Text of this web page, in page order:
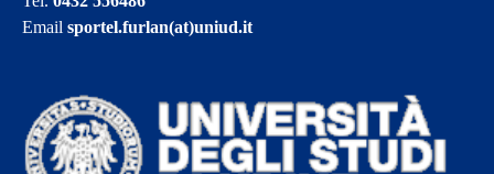
Emailsportel.furlan(at)uniud.it